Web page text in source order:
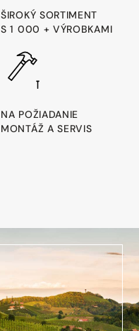
ŠIROKÝ SORTIMENT
S 1 000 + VÝROBKAMI
NA POŽIADANIE
MONTÁŽ A SERVIS